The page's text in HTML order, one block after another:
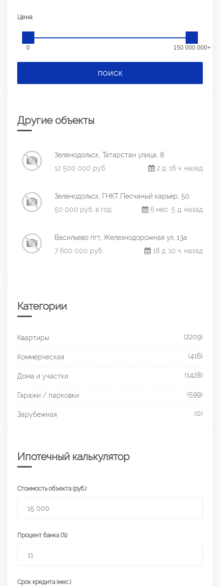
Цена
0 150 000 000+
ПОИСК
Другие объекты
Зеленодольск, Татарстан улица, 8
12 500 000 руб.
2 д. 16 ч. назад
Зеленодольск, ГНКТ Песчаный карьер, 50
50 000 руб. в год
6 мес. 5 д. назад
Васильево пгт, Железнодорожная ул, 13а
7 600 000 руб.
18 д. 10 ч. назад
Категории
Квартиры (2209)
Коммерческая (416)
Дома и участки (1428)
Гаражи / парковки (599)
Зарубежная (0)
Ипотечный калькулятор
Стоимость объекта (руб.)
Процент банка (%)
Срок кредита (мес.)